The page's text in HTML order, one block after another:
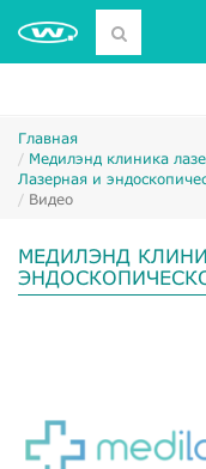
Главная
Медилэнд клиника
Лазерная и
Видео
МЕДИЛЭНД